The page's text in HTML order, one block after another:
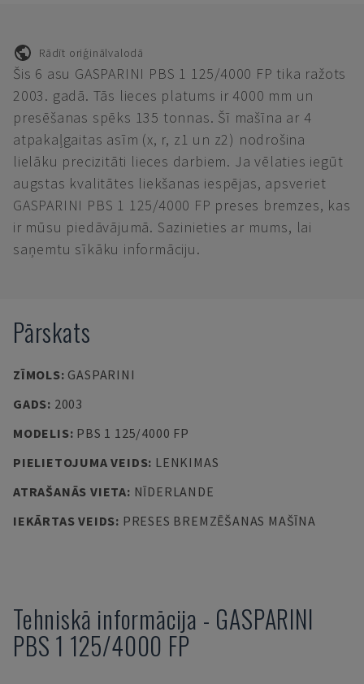
Rādīt oriģinālvalodā
Šis 6 asu GASPARINI PBS 1 125/4000 FP tika ražots
2003. gadā. Tās lieces platums ir 4000 mm un
presēšanas spēks 135 tonnas. Šī mašīna ar 4
atpakaļgaitas asīm (x, r, z1 un z2) nodrošina
lielāku precizitāti lieces darbiem. Ja vēlaties iegūt
augstas kvalitātes liekšanas iespējas, apsveriet
GASPARINI PBS 1 125/4000 FP preses bremzes, kas
ir mūsu piedāvājumā. Sazinieties ar mums, lai
saņemtu sīkāku informāciju.
Pārskats
ZĪMOLS: GASPARINI
GADS: 2003
MODELIS: PBS 1 125/4000 FP
PIELIETOJUMA VEIDS: LENKIMAS
ATRAŠANĀS VIETA: NĪDERLANDE
IEKĀRTAS VEIDS: PRESES BREMZĒŠANAS MAŠĪNA
Tehniskā informācija - GASPARINI
PBS 1 125/4000 FP